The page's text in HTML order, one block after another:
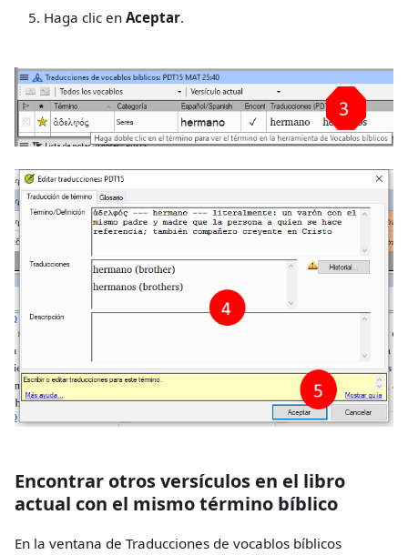
Haga clic en Aceptar.
Encontrar otros versículos en el libro
actual con el mismo término bíblico
En la ventana de Traducciones de vocablos bíblicos